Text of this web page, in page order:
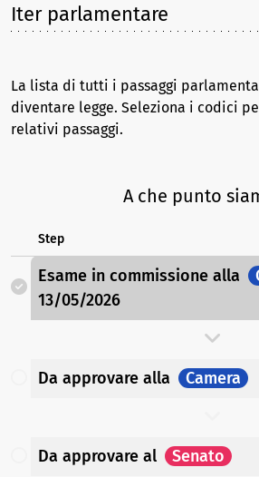
Iter parlamentare
La lista di tutti i passaggi
diventare legge. Seleziona i codici
relativi passaggi.
A che punto
Step
Esame in commissione alla
13/05/2026
Da approvare alla Camera
Da approvare al Senato